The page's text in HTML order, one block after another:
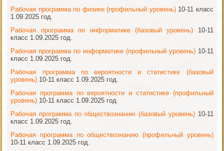
Рабочая программа по физике (профильный уровень)10-11 класс
1.09.2025 год.
Рабочая программа по информатике (базовый уровень) 10-11
класс 1.09.2025 год.
Рабочая программа по информатике (профильный уровень)10-11
класс 1.09.2025 год.
Рабочая программа по вероятности и статистике (базовый
уровень) 10-11 класс 1.09.2025 год.
Рабочая программа по вероятности и статистике (профильный
уровень) 10-11 класс 1.09.2025 год.
Рабочая программа по обществознанию (базовый уровень)10-11
класс 1.09.2025 год.
Рабочая программа по обществознанию (профильный уровень)
10-11 класс 1.09.2025 год.